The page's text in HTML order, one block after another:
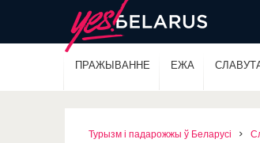
ПРАЖЫВАННЕ ЕЖА
Турызм і падарожжы ў Беларусі